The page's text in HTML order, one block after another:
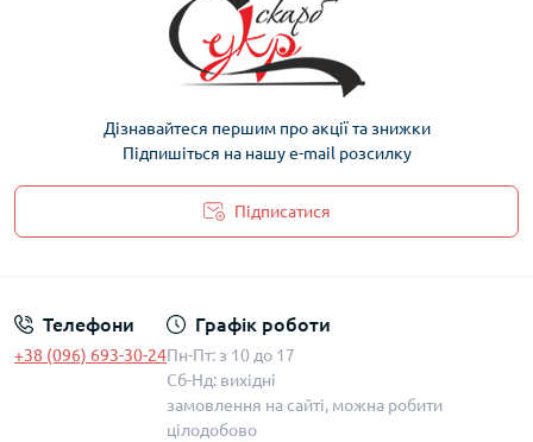
Дізнавайтеся першим про акції та знижки
Підпишіться на нашу e-mail розсилку
Підписатися
Телефони
+38 (096) 693-30-24
Графік роботи
Пн-Пт: з 10 до 17
Сб-Нд: вихідні
замовлення на сайті, можна робити
цілодобово